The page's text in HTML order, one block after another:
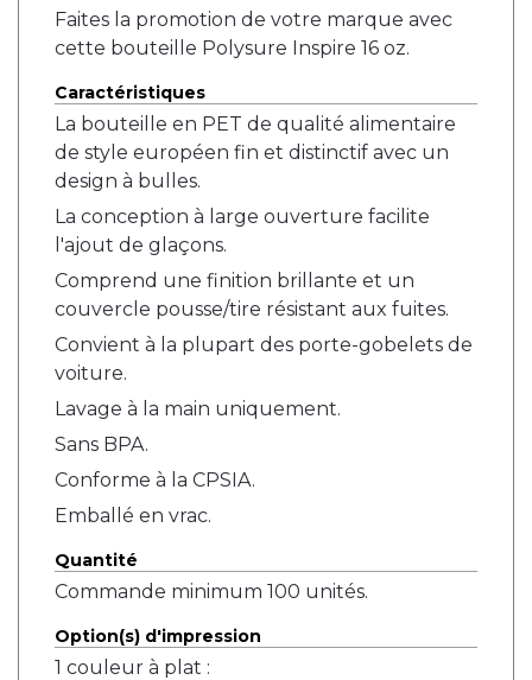
Faites la promotion de votre marque avec
cette bouteille Polysure Inspire 16 oz.
Caractéristiques
La bouteille en PET de qualité alimentaire
de style européen fin et distinctif avec un
design à bulles.
La conception à large ouverture facilite
l'ajout de glaçons.
Comprend une finition brillante et un
couvercle pousse/tire résistant aux fuites.
Convient à la plupart des porte-gobelets de
voiture.
Lavage à la main uniquement.
Sans BPA.
Conforme à la CPSIA.
Emballé en vrac.
Quantité
Commande minimum 100 unités.
Option(s) d'impression
1 couleur à plat :